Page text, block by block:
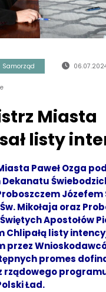
Samorząd
Miasta
listy
Paweł Ozga
Dekanatu
Józefem
Mikołaja oraz
Apostołów
Chlipałą listy
przez
promes
rządowego
Ład.